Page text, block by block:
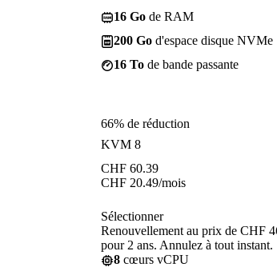
16 Go de RAM
200 Go d'espace disque NVMe
16 To de bande passante
66% de réduction
KVM 8
CHF 60.39
CHF 20.49/mois
Sélectionner
Renouvellement au prix de CHF
pour 2 ans. Annulez à tout instant.
8 cœurs vCPU